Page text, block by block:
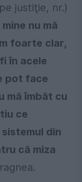
justiţie, nr.)
nu mă
foarte clar,
în acele
pot face
mă îmbăt cu
ce
din
că miza